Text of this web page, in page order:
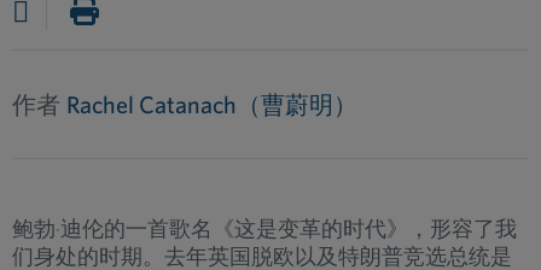
作者 Rachel Catanach（曹蔚明）
鲍勃·迪伦的一首歌名《这是变革的时代》，形容了我
们身处的时期。去年英国脱欧以及特朗普竞选总统是